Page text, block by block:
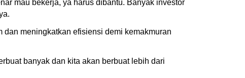
mau bekerja, ya harus dibantu. Banyak investor
meningkatkan efisiensi demi kemakmuran
banyak dan kita akan berbuat lebih dari